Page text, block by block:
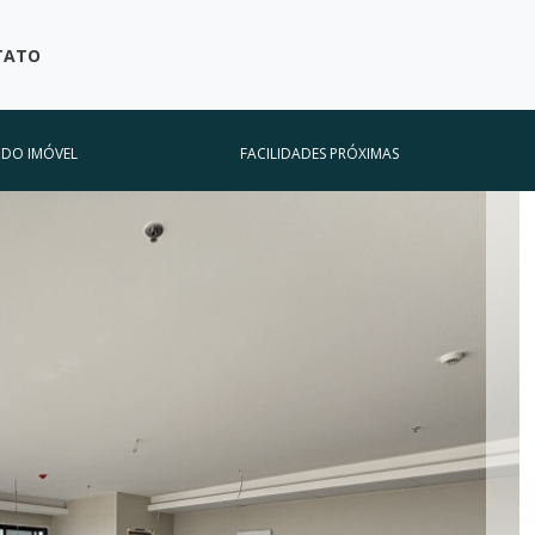
DO IMÓVEL FACILIDADES PRÓXIMAS